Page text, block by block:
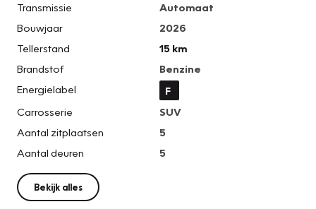
Transmissie
Automaat
Bouwjaar
2026
Tellerstand
15 km
Brandstof
Benzine
Energielabel
F
Carrosserie
SUV
Aantal zitplaatsen
5
Aantal deuren
5
Bekijk alles